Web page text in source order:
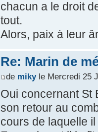
chacun a le droit
tout.
Alors, paix à leur
Re: Marin de
de mikyle Mercredi 25
Oui concernant St
son retour au
cours de laquelle